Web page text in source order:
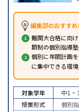
編集部のおすすめ
難関大合格に向
額制の個別指導塾
個別に年間計画
に集中できる環
対象学年 中1 ~
授業形式
個別